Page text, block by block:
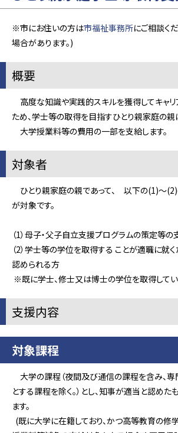
※市にお住いの方は市福祉事務所にご相談く
場合があります。)
概要
高度な知識や実践的スキルを獲得してキャリ
ため、学士等の取得を目指すひとり親家庭の親
大学授業料等の費用の一部を支給します。
対象者
ひとり親家庭の親であって、 以下の(1)～
が対象です。
（1）母子・父子自立支援プログラムの策定等
（2）学士等の学位を取得する ことが適職に就
認められる方
※既に学士、修士又は博士の学位を取得して
支援内容
対象課程
大学の課程（夜間及び通信の課程を含み、
とする課程を除く。）とし、知事が適当と認め
ます。
(既に大学に在籍しており、かつ高等教育の修